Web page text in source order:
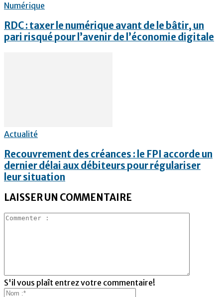
Numérique
RDC : taxer le numérique avant de le bâtir, un
pari risqué pour l’avenir de l’économie digitale
Actualité
Recouvrement des créances : le FPI accorde un
dernier délai aux débiteurs pour régulariser
leur situation
LAISSER UN COMMENTAIRE
S'il vous plaît entrez votre commentaire!